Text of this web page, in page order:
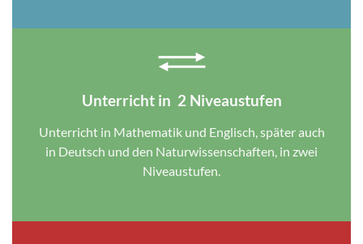
Unterricht in 2 Niveaustufen
Unterricht in Mathematik und Englisch, später auch
in Deutsch und den Naturwissenschaften, in zwei
Niveaustufen.